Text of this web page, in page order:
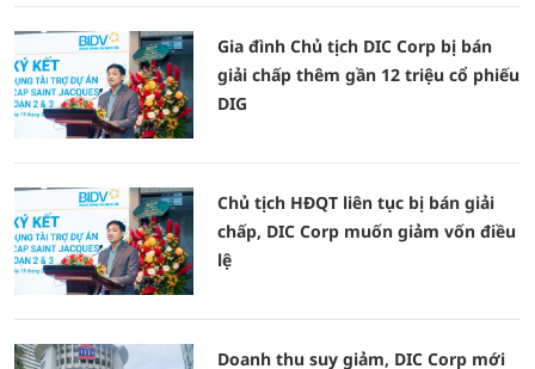
Gia đình Chủ tịch DIC Corp bị bán
giải chấp thêm gần 12 triệu cổ phiếu
DIG
Chủ tịch HĐQT liên tục bị bán giải
chấp, DIC Corp muốn giảm vốn điều
lệ
Doanh thu suy giảm, DIC Corp mới